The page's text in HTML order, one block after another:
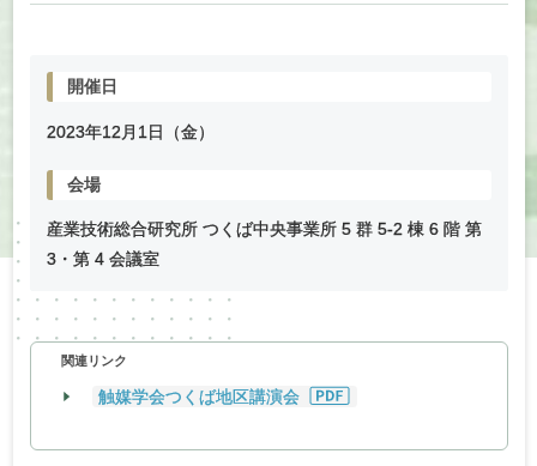
開催日
2023年12 月 1日（金）
会場
産業技術総合研究所 つくば中央事業所 5 群 5-2 棟 6 階 第
3・第 4 会議室
関連リンク
触媒学会つくば地区講演会